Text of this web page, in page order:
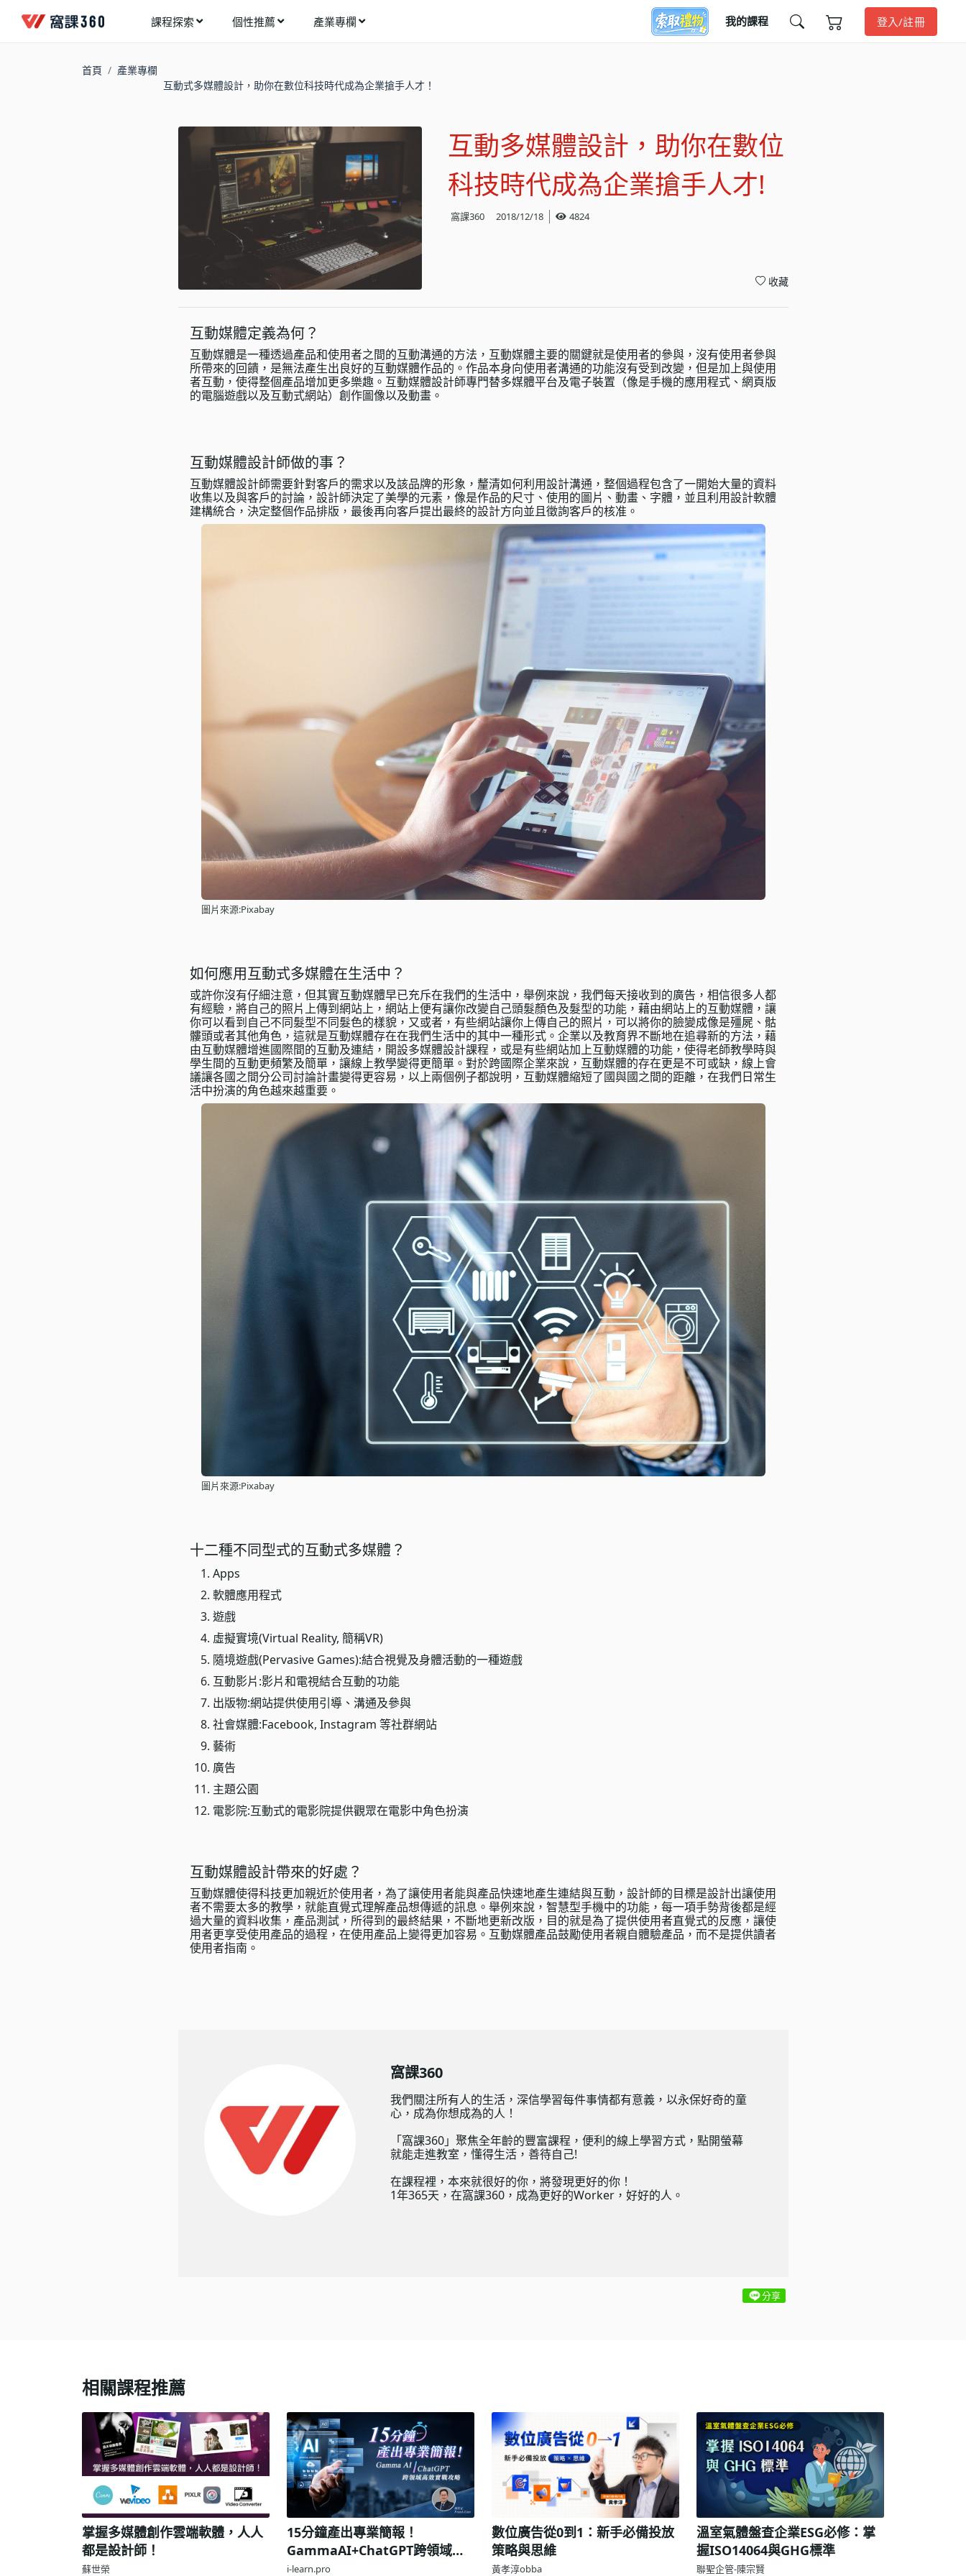
課程探索
手機APP開發
建築室內設計
程式與資料庫
電繪與手繪
網路行銷
語言學習
影視特效
辦公室應用
免費課程
個性推薦
架構師
領航者
溝通者
執行者
生活家
產業專欄
影像動畫
商業行銷
資訊科技
設計應用
健康生活
理財投資
所有專欄
我的課程 登入/註冊
今天想要學什麼?
首頁
產業專欄
互動式多媒體設計，助你在數位科技時代成為企業搶手人才！
互動多媒體設計，助你在數位
科技時代成為企業搶手人才!
窩課360 2018/12/18 4824
收藏
互動媒體定義為何？
互動媒體是一種透過產品和使用者之間的互動溝通的方法，互動媒體主要的關鍵就是使用者的參與，沒有使用者參與
所帶來的回饋，是無法產生出良好的互動媒體作品的。作品本身向使用者溝通的功能沒有受到改變，但是加上與使用
者互動，使得整個產品增加更多樂趣。互動媒體設計師專門替多媒體平台及電子裝置（像是手機的應用程式、網頁版
的電腦遊戲以及互動式網站）創作圖像以及動畫。
互動媒體設計師做的事？
互動媒體設計師需要針對客戶的需求以及該品牌的形象，釐清如何利用設計溝通，整個過程包含了一開始大量的資料
收集以及與客戶的討論，設計師決定了美學的元素，像是作品的尺寸、使用的圖片、動畫、字體，並且利用設計軟體
建構統合，決定整個作品排版，最後再向客戶提出最終的設計方向並且徵詢客戶的核准。
圖片來源:Pixabay
如何應用互動式多媒體在生活中？
或許你沒有仔細注意，但其實互動媒體早已充斥在我們的生活中，舉例來說，我們每天接收到的廣告，相信很多人都
有經驗，將自己的照片上傳到網站上，網站上便有讓你改變自己頭髮顏色及髮型的功能，藉由網站上的互動媒體，讓
你可以看到自己不同髮型不同髮色的樣貌，又或者，有些網站讓你上傳自己的照片，可以將你的臉變成像是殭屍、骷
髏頭或者其他角色，這就是互動媒體存在在我們生活中的其中一種形式。企業以及教育界不斷地在追尋新的方法，藉
由互動媒體增進國際間的互動及連結，開設多媒體設計課程 ，或是有些網站加上互動媒體的功能，使得老師教學時與
學生間的互動更頻繁及簡單，讓線上教學變得更簡單。對於跨國際企業來說，互動媒體的存在更是不可或缺，線上會
議讓各國之間分公司討論計畫變得更容易，以上兩個例子都說明，互動媒體縮短了國與國之間的距離，在我們日常生
活中扮演的角色越來越重要。
圖片來源:Pixabay
十二種不同型式的互動式多媒體？
Apps
軟體應用程式
遊戲
虛擬實境(Virtual Reality, 簡稱VR)
隨境遊戲(Pervasive Games):結合視覺及身體活動的一種遊戲
互動影片:影片和電視結合互動的功能
出版物:網站提供使用引導、溝通及參與
社會媒體:Facebook, Instagram 等社群網站
藝術
廣告
主題公園
電影院:互動式的電影院提供觀眾在電影中角色扮演
互動媒體設計帶來的好處？
互動媒體使得科技更加親近於使用者，為了讓使用者能與產品快速地產生連結與互動，設計師的目標是設計出讓使用
者不需要太多的教學，就能直覺式理解產品想傳遞的訊息。舉例來說，智慧型手機中的功能，每一項手勢背後都是經
過大量的資料收集，產品測試，所得到的最終結果，不斷地更新改版，目的就是為了提供使用者直覺式的反應，讓使
用者更享受使用產品的過程，在使用產品上變得更加容易。互動媒體產品鼓勵使用者親自體驗產品，而不是提供讀者
使用者指南。
窩課360
我們關注所有人的生活，深信學習每件事情都有意義，以永保好奇的童
心，成為你想成為的人！
「窩課360」聚焦全年齡的豐富課程，便利的線上學習方式，點開螢幕
就能走進教室，懂得生活，善待自己!
在課程裡，本來就很好的你，將發現更好的你！
1年365天，在窩課360，成為更好的Worker，好好的人。
分享
相關課程推薦
掌握多媒體創作雲端軟體，人人
都是設計師！
蘇世榮
15分鐘產出專業簡報！
GammaAI+ChatGPT跨領域高
效實戰攻略
i-learn.pro
數位廣告從0到1：新手必備投放
策略與思維
黃孝淳obba
溫室氣體盤查企業ESG必修：掌
握ISO14064與GHG標準
聯聖企管-陳宗賢